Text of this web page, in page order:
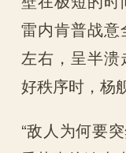
雷内肯普战
左右，呈半
好秩序时，杨
“敌人为何要